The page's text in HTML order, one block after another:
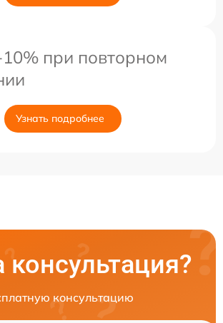
при повторном
Узнать подробнее
консультацию